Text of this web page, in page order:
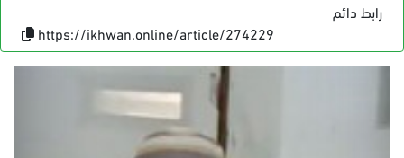
رابط دائم
https://ikhwan.online/article/274229